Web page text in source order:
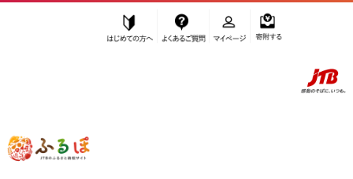
ふるぽ JTBのふるさと納税サイト
「ふるさと納税」TOP